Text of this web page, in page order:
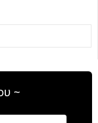
~